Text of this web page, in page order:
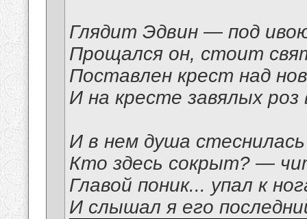
Глядит Эдвин — под
Прощался он, стоит
Поставлен крест над
И на кресте завялых роз
И в нем душа
Кто здесь сокрыт? —
Главой поник... упал к
И слышал я его